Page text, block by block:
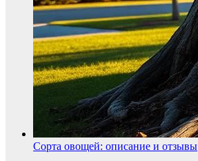
Сорта овощей: описание и отзывы